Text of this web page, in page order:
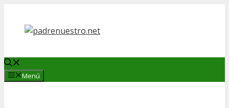
contenido
Menú